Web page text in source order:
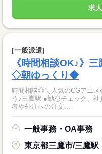
求
[一般派遣]
《時間相談OK♪》
◇朝ゆっくり◆
時間相談◎＼人気のCGアニメ
う♪三鷹駅 ●勤怠チェック、
者や外注への注文...
一般事務・OA事務
東京都三鷹市/三鷹駅